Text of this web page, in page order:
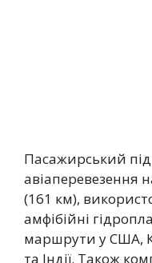
Пасажирський
авіаперевезення
(161 км),
амфібійні
маршрути у США,
та Індії. Також